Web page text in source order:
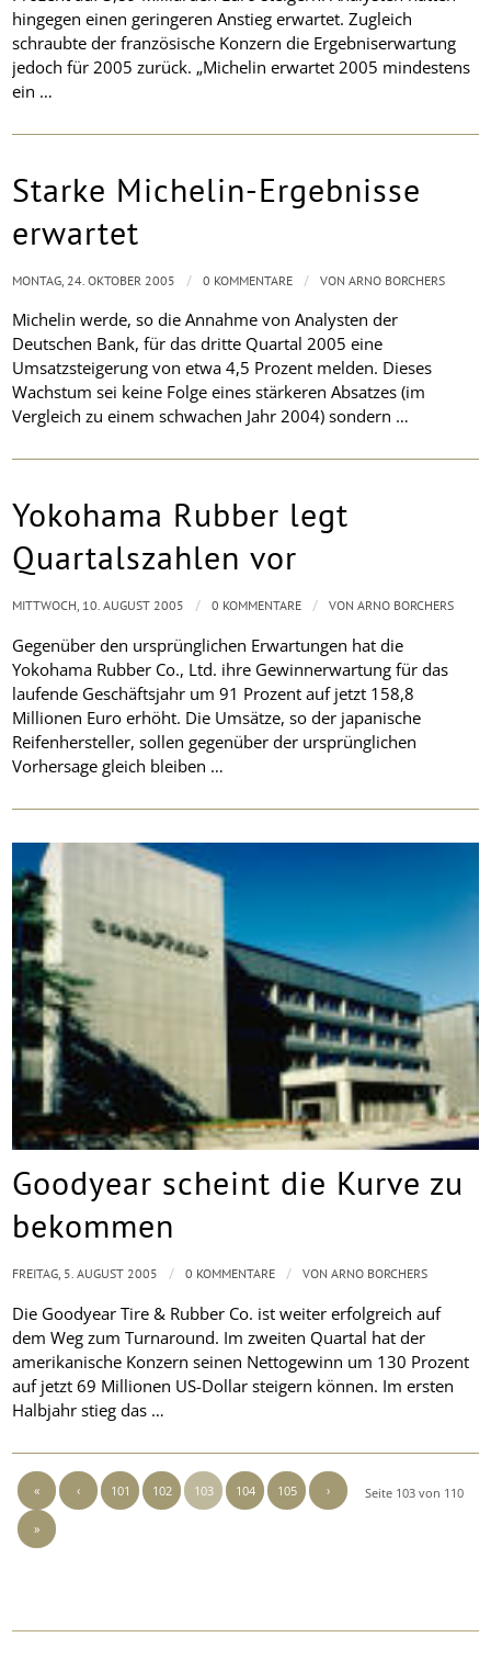
hingegen einen geringeren Anstieg erwartet. Zugleich
schraubte der französische Konzern die Ergebniserwartung
jedoch für 2005 zurück. „Michelin erwartet 2005 mindestens
ein …
Starke Michelin-Ergebnisse
erwartet
Michelin werde, so die Annahme von Analysten der
Deutschen Bank, für das dritte Quartal 2005 eine
Umsatzsteigerung von etwa 4,5 Prozent melden. Dieses
Wachstum sei keine Folge eines stärkeren Absatzes (im
Vergleich zu einem schwachen Jahr 2004) sondern …
MONTAG, 24. OKTOBER 2005 / 0 KOMMENTARE / VONARNO BORCHERS
Yokohama Rubber legt
Quartalszahlen vor
Gegenüber den ursprünglichen Erwartungen hat die
Yokohama Rubber Co., Ltd. ihre Gewinnerwartung für das
laufende Geschäftsjahr um 91 Prozent auf jetzt 158,8
Millionen Euro erhöht. Die Umsätze, so der japanische
Reifenhersteller, sollen gegenüber der ursprünglichen
Vorhersage gleich bleiben …
MITTWOCH, 10. AUGUST 2005 / 0 KOMMENTARE / VONARNO BORCHERS
Goodyear scheint die Kurve zu
bekommen
Die Goodyear Tire & Rubber Co. ist weiter erfolgreich auf
dem Weg zum Turnaround. Im zweiten Quartal hat der
amerikanische Konzern seinen Nettogewinn um 130 Prozent
auf jetzt 69 Millionen US-Dollar steigern können. Im ersten
Halbjahr stieg das …
FREITAG, 5. AUGUST 2005 / 0 KOMMENTARE / VONARNO BORCHERS
Seite 103 von 110
« ‹ 101 102 103 104 105 ›
»